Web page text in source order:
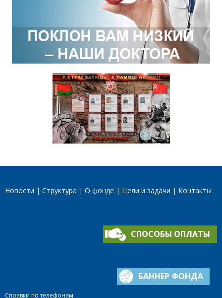
Новости Структура О фонде Цели и задачи Контакты
СПОСОБЫ ОПЛАТЫ
БАННЕР ФОНДА
Справки по телефонам: